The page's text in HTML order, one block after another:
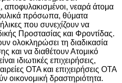
νεαρά άτομα
πρόσωπα, θύματα
που συνεχίζουν να
Προστασίας και Φροντίδας.
ολοκληρώσει τη διαδικασία
και να διαθέτουν Ατομικό
ιδιωτικές επιχειρήσεις,
ΟΤΑ και επιχειρήσεις ΟΤΑ
οικονομική δραστηριότητα.